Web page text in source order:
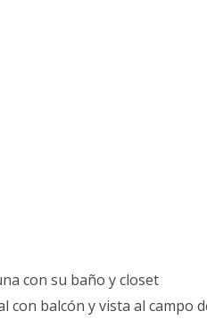
con su baño y closet
con balcón y vista al campo